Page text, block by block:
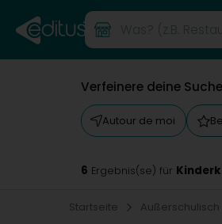
Verfeinere deine Suche
Autour de moi
6 Ergebnis(se) für
Startseite Außerschulisch